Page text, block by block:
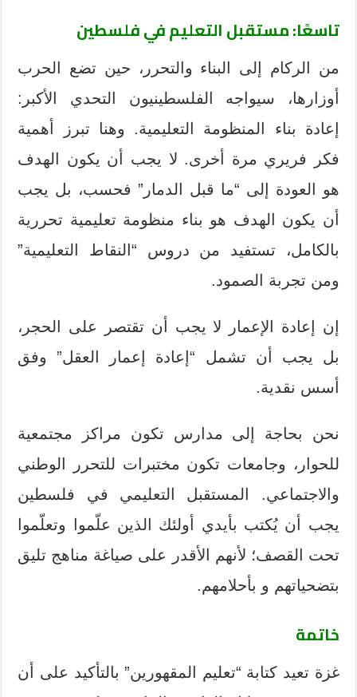
تاسعًا: مستقبل التعليم في فلسطين
من الركام إلى البناء والتحرر، حين تضع الحرب
أوزارها، سيواجه الفلسطينيون التحدي الأكبر:
إعادة بناء المنظومة التعليمية. وهنا تبرز أهمية
فكر فريري مرة أخرى. لا يجب أن يكون الهدف
هو العودة إلى “ما قبل الدمار” فحسب، بل يجب
أن يكون الهدف هو بناء منظومة تعليمية تحررية
بالكامل، تستفيد من دروس “النقاط التعليمية”
ومن تجربة الصمود.
إن إعادة الإعمار لا يجب أن تقتصر على الحجر،
بل يجب أن تشمل “إعادة إعمار العقل” وفق
أسس نقدية.
نحن بحاجة إلى مدارس تكون مراكز مجتمعية
للحوار، وجامعات تكون مختبرات للتحرر الوطني
والاجتماعي. المستقبل التعليمي في فلسطين
يجب أن يُكتب بأيدي أولئك الذين علّموا وتعلّموا
تحت القصف؛ لأنهم الأقدر على صياغة مناهج تليق
بتضحياتهم و بأحلامهم.
خاتمة
غزة تعيد كتابة “تعليم المقهورين” بالتأكيد على أن